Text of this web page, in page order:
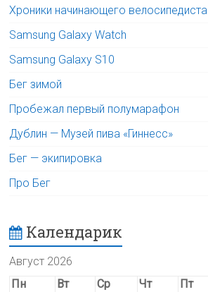
Хроники начинающего велосипедиста
Samsung Galaxy Watch
Samsung Galaxy S10
Бег зимой
Пробежал первый полумарафон
Дублин — Музей пива «Гиннесс»
Бег — экипировка
Про Бег
Календарик
Август 2026
Пн
Вт Ср Чт Пт